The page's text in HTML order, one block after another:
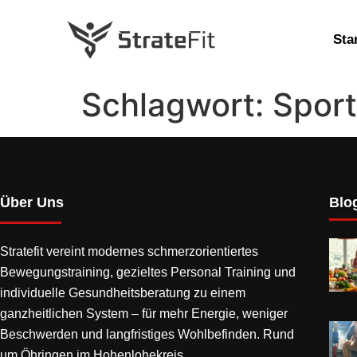
Schlagwort:
Über Uns
Stratefit vereint modernes schmerzorientiertes
Bewegungstraining, gezieltes Personal Training und
individuelle Gesundheitsberatung zu einem
ganzheitlichen System – für mehr Energie, weniger
Beschwerden und langfristiges Wohlbefinden. Rund